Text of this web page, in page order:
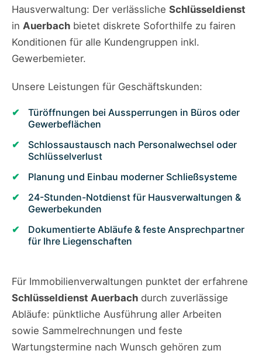
Hausverwaltung: Der verlässliche Schlüsseldienst
in Auerbach bietet diskrete Soforthilfe zu fairen
Konditionen für alle Kundengruppen inkl.
Gewerbemieter.
Unsere Leistungen für Geschäftskunden:
Türöffnungen bei Aussperrungen in Büros oder
Gewerbeflächen
Schlossaustausch nach Personalwechsel oder
Schlüsselverlust
Planung und Einbau moderner Schließsysteme
24-Stunden-Notdienst für Hausverwaltungen &
Gewerbekunden
Dokumentierte Abläufe & feste Ansprechpartner
für Ihre Liegenschaften
Für Immobilienverwaltungen punktet der erfahrene
Schlüsseldienst Auerbach durch zuverlässige
Abläufe: pünktliche Ausführung aller Arbeiten
sowie Sammelrechnungen und feste
Wartungstermine nach Wunsch gehören zum